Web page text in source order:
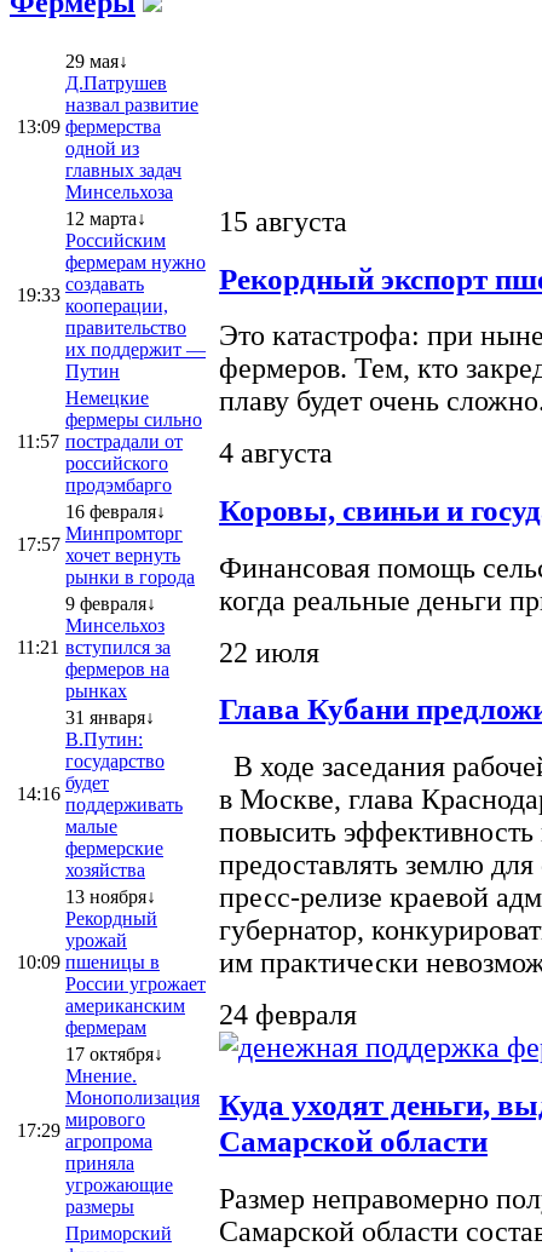
13:09
29 мая↓
Д.Патрушев
назвал развитие
фермерства
одной из
главных задач
Минсельхоза
19:33
12 марта↓
Российским
фермерам нужно
создавать
кооперации,
правительство
их поддержит —
Путин
11:57
Немецкие
фермеры сильно
пострадали от
российского
продэмбарго
17:57
16 февраля↓
Минпромторг
хочет вернуть
рынки в города
11:21
9 февраля↓
Минсельхоз
вступился за
фермеров на
рынках
14:16
31 января↓
В.Путин:
государство
будет
поддерживать
малые
фермерские
хозяйства
10:09
13 ноября↓
Рекордный
урожай
пшеницы в
России угрожает
американским
фермерам
17:29
17 октября↓
Мнение.
Монополизация
мирового
агропрома
приняла
угрожающие
размеры
Приморский
15 августа
Рекордный экспорт
Это катастрофа: при
фермеров. Тем, кто
плаву будет очень
4 августа
Коровы, свиньи и
Финансовая помощь
когда реальные деньги
22 июля
Глава Кубани
В ходе заседания
в Москве, глава
повысить эффективность
предоставлять землю
пресс-релизе краевой
губернатор,
им практически
24 февраля
Куда уходят деньги,
Самарской области
Размер неправомерно
Самарской области